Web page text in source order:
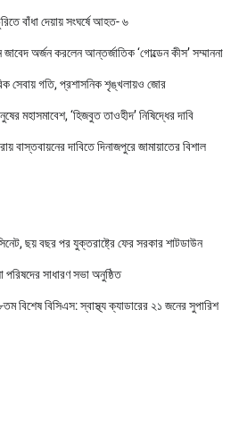
বাঁধা দেয়ায় সংঘর্ষে আহত- ৬
জাবেদ অর্জন করলেন আন্তর্জাতিক ‘গোল্ডেন কীস’ সম্মাননা
সেবায় গতি, প্রশাসনিক শৃঙ্খলায়ও জোর
মহাসমাবেশ, ‘হিজবুত তাওহীদ’ নিষিদ্ধের দাবি
বাস্তবায়নের দাবিতে দিনাজপুরে জামায়াতের বিশাল
ছয় বছর পর যুক্তরাষ্ট্রে ফের সরকার শাটডাউন
সাধারণ সভা অনুষ্ঠিত
বিশেষ বিসিএস: স্বাস্থ্য ক্যাডারের ২১ জনের সুপারিশ